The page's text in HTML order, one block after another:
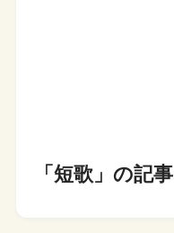
「短歌」の記